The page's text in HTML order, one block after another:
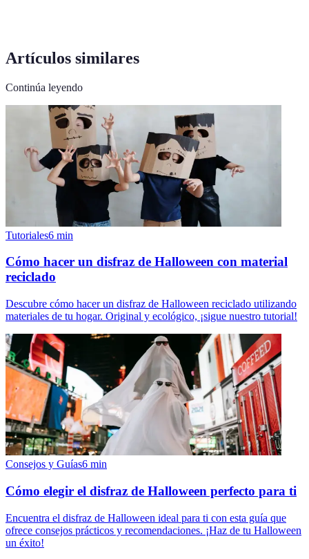
Artículos similares
Continúa leyendo
Tutoriales6 min
Cómo hacer un disfraz de Halloween con material
reciclado
Descubre cómo hacer un disfraz de Halloween reciclado utilizando
materiales de tu hogar. Original y ecológico, ¡sigue nuestro tutorial!
Consejos y Guías6 min
Cómo elegir el disfraz de Halloween perfecto para ti
Encuentra el disfraz de Halloween ideal para ti con esta guía que
ofrece consejos prácticos y recomendaciones. ¡Haz de tu Halloween
un éxito!